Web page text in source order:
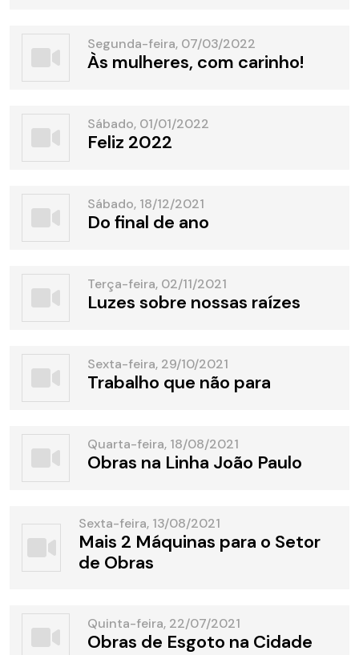
Segunda-feira, 07/03/2022
Às mulheres, com carinho!
Sábado, 01/01/2022
Feliz 2022
Sábado, 18/12/2021
Do final de ano
Terça-feira, 02/11/2021
Luzes sobre nossas raízes
Sexta-feira, 29/10/2021
Trabalho que não para
Quarta-feira, 18/08/2021
Obras na Linha João Paulo
Sexta-feira, 13/08/2021
Mais 2 Máquinas para o Setor
de Obras
Quinta-feira, 22/07/2021
Obras de Esgoto na Cidade